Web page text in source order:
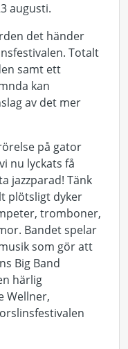
augusti.
det händer
Totalt
samt ett
kan
av det mer
på gator
nu lyckats få
jazzparad! Tänk
plötsligt dyker
tromboner,
Bandet spelar
som gör att
Big Band
härlig
Wellner,